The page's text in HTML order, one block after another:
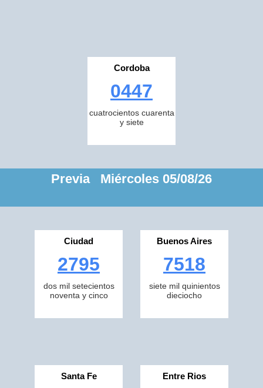
Cordoba
0447
cuatrocientos cuarenta
y siete
Previa Miércoles 05/08/26
Ciudad
2795
dos mil setecientos
noventa y cinco
Buenos Aires
7518
siete mil quinientos
dieciocho
Santa Fe Entre Rios